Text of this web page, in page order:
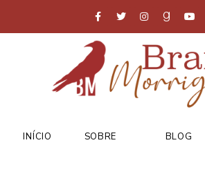
INÍCIO SOBRE BLOG